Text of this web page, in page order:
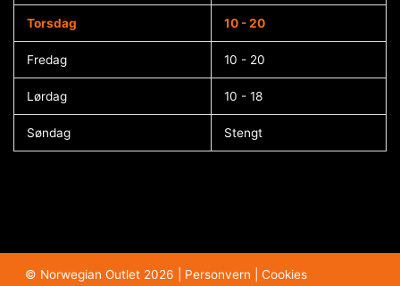
Torsdag 10 - 20
Fredag 10 - 20
Lørdag 10 - 18
Søndag Stengt
© Norwegian Outlet 2026 | Personvern Cookies​